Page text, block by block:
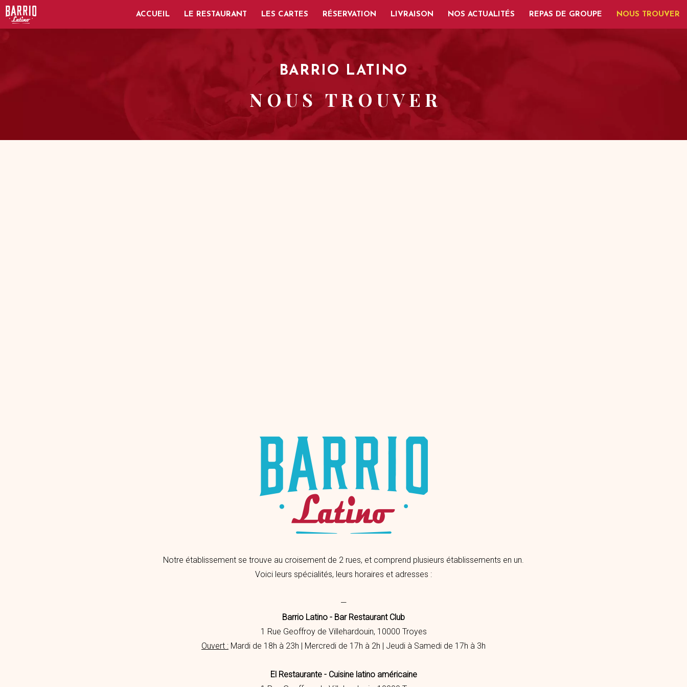
ACCUEIL LE RESTAURANT LES CARTES RÉSERVATION LIVRAISON NOS ACTUALITÉS REPAS DE GROUPE NOUS TROUVER
BARRIO LATINO
N O U S T R O U V E R
Notre établissement se trouve au croisement de 2 rues, et comprend plusieurs établissements en un.
Voici leurs spécialités, leurs horaires et adresses :
—
Barrio Latino - Bar Restaurant Club
1 Rue Geoffroy de Villehardouin, 10000 Troyes
Ouvert : Mardi de 18h à 23h | Mercredi de 17h à 2h | Jeudi à Samedi de 17h à 3h
El Restaurante - Cuisine latino américaine